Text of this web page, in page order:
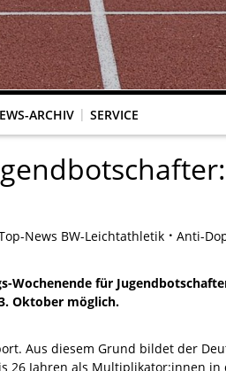
ARCHIV SERVICE
News BW-Leichtathletik Anti-
Wochenende für
Oktober möglich.
Aus diesem Grund bildet der
26 Jahren als Multiplikator:innen